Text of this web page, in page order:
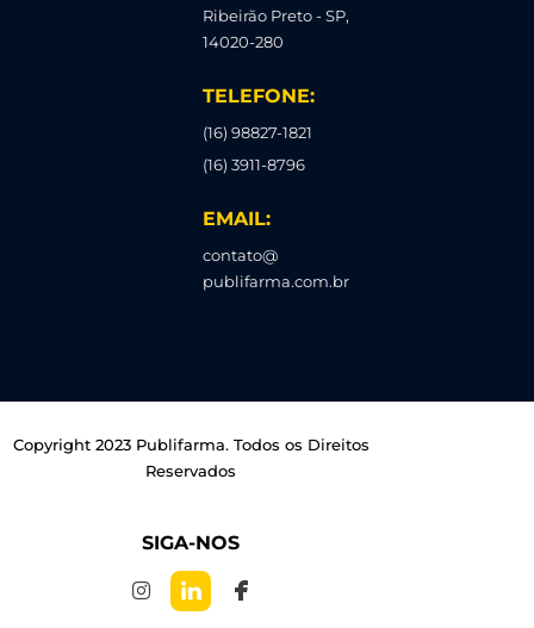
Ribeirão Preto - SP,
14020-280
TELEFONE:
(16) 98827-1821
(16) 3911-8796
EMAIL:
contato@
publifarma.com.br
Copyright 2023 Publifarma. Todos os Direitos
Reservados
SIGA-NOS